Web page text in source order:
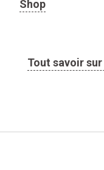
Shop
Tout savoir